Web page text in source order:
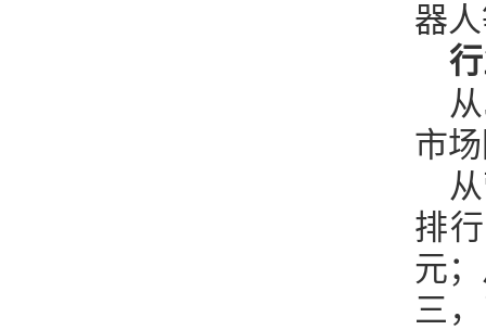
器
市
排
元
三